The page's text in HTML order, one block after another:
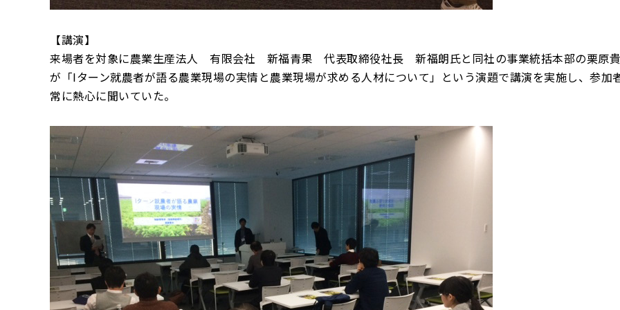
【講演】
来場者を対象に農業生産法人 有限会社 新福青果 代表取締役社長 新福朗氏と同社の事業統括本部の栗原
が「Iターン就農者が語る農業現場の実情と農業現場が求める人材について」という演題で講演を実施し、参加
常に熱心に聞いていた。